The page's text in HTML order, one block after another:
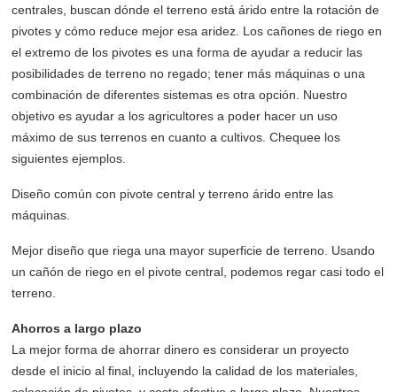
centrales, buscan dónde el terreno está árido entre la rotación de
pivotes y cómo reduce mejor esa aridez. Los cañones de riego en
el extremo de los pivotes es una forma de ayudar a reducir las
posibilidades de terreno no regado; tener más máquinas o una
combinación de diferentes sistemas es otra opción. Nuestro
objetivo es ayudar a los agricultores a poder hacer un uso
máximo de sus terrenos en cuanto a cultivos. Chequee los
siguientes ejemplos.
Diseño común con pivote central y terreno árido entre las
máquinas.
Mejor diseño que riega una mayor superficie de terreno. Usando
un cañón de riego en el pivote central, podemos regar casi todo el
terreno.
Ahorros a largo plazo
La mejor forma de ahorrar dinero es considerar un proyecto
desde el inicio al final, incluyendo la calidad de los materiales,